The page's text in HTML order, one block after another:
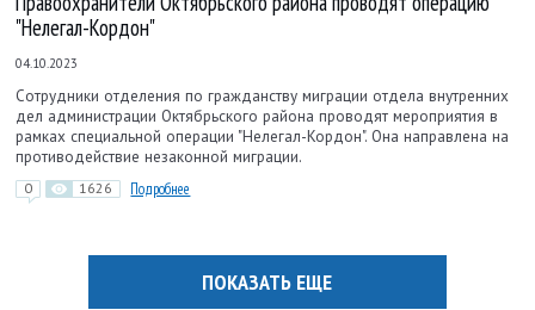
"Нелегал-Кордон"
04.10.2023
Сотрудники отделения по гражданству миграции отдела внутренних
дел администрации Октябрьского района проводят мероприятия в
рамках специальной операции "Нелегал-Кордон". Она направлена на
противодействие незаконной миграции.
0 1626 Подробнее
ПОКАЗАТЬ ЕЩЕ